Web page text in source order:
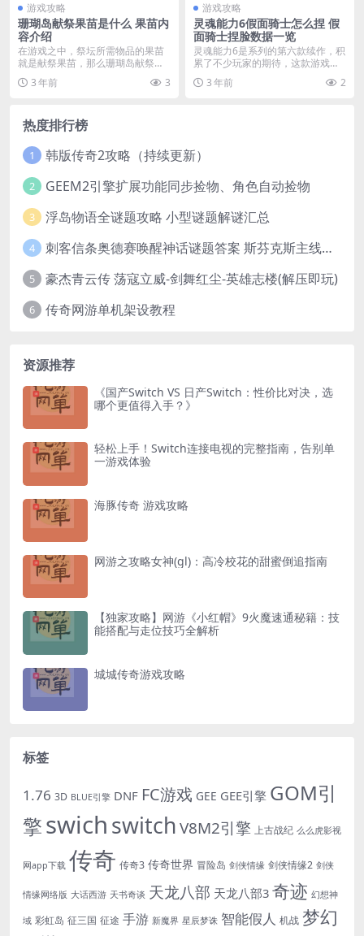
游戏攻略
珊瑚岛献祭果苗是什么 果苗内
容介绍
在游戏之中，祭坛所需物品的果苗
就是献祭果苗，那么珊瑚岛献祭果
苗是什么呢？还不知道...
3 年前 3
游戏攻略
灵魂能力6假面骑士怎么捏 假
面骑士捏脸数据一览
灵魂能力6是系列的第六款续作，积
累了不少玩家的期待，这款游戏相
对于前作来说，变革...
3 年前 2
热度排行榜
1 韩版传奇2攻略（持续更新）
2 GEEM2引擎扩展功能同步捡物、角色自动捡物
3 浮岛物语全谜题攻略 小型谜题解谜汇总
4 刺客信条奥德赛唤醒神话谜题答案 斯芬克斯主线攻略
5 豪杰青云传 荡寇立威-剑舞红尘-英雄志楼(解压即玩)
6 传奇网游单机架设教程
资源推荐
《国产Switch VS 日产Switch：性价比对决，选
哪个更值得入手？》
轻松上手！Switch连接电视的完整指南，告别单
一游戏体验
海豚传奇 游戏攻略
网游之攻略女神(gl)：高冷校花的甜蜜倒追指南
【独家攻略】网游《小红帽》9火魔速通秘籍：技
能搭配与走位技巧全解析
城城传奇游戏攻略
标签
1.76 3D BLUE引擎 DNF FC游戏 GEE GEE引擎 GOM引
擎swichswitchV8M2引擎 上古战纪 么么虎影视
网app下载 传奇 传奇3 传奇世界 冒险岛 剑侠情缘 剑侠情缘2 剑侠
情缘网络版 大话西游 天书奇谈 天龙八部 天龙八部3 奇迹 幻想神
域 彩虹岛 征三国 征途 手游 新魔界 星辰梦诛 智能假人 机战 梦幻